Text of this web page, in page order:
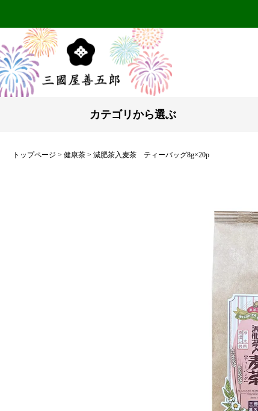
カテゴリから選ぶ
トップページ 健康茶 減肥茶入麦茶 ティーバッグ8g×20p